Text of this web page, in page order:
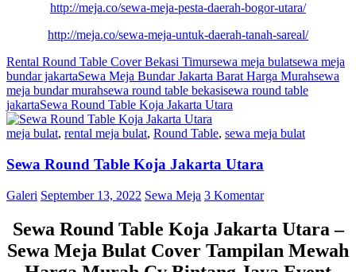
http://meja.co/sewa-meja-pesta-daerah-bogor-utara/
http://meja.co/sewa-meja-untuk-daerah-tanah-sareal/
Rental Round Table Cover Bekasi Timursewa meja bulatsewa meja
bundar jakartaSewa Meja Bundar Jakarta Barat Harga Murahsewa
meja bundar murahsewa round table bekasisewa round table
jakartaSewa Round Table Koja Jakarta Utara
meja bulat, rental meja bulat, Round Table, sewa meja bulat
Sewa Round Table Koja Jakarta Utara
Galeri September 13, 2022 Sewa Meja 3 Komentar
Sewa Round Table Koja Jakarta Utara –
Sewa Meja Bulat Cover Tampilan Mewah